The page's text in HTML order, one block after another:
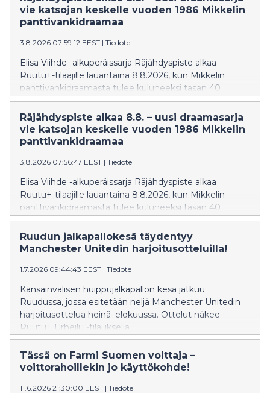
vie katsojan keskelle vuoden 1986 Mikkelin
panttivankidraamaa
3.8.2026 07:59:12 EEST | Tiedote
Elisa Viihde -alkuperäissarja Räjähdyspiste alkaa
Ruutu+-tilaajille lauantaina 8.8.2026, kun Mikkelin
panttivankidraamasta tulee kuluneeksi tasan 40
vuotta. Kuusiosainen sarja tarkastelee tapahtumia
kaappaajan, panttivankien ja poliisin näkökulmista.
Räjähdyspiste alkaa 8.8. – uusi draamasarja
vie katsojan keskelle vuoden 1986 Mikkelin
panttivankidraamaa
3.8.2026 07:56:47 EEST | Tiedote
Elisa Viihde -alkuperäissarja Räjähdyspiste alkaa
Ruutu+-tilaajille lauantaina 8.8.2026, kun Mikkelin
panttivankidraamasta tulee kuluneeksi tasan 40
vuotta. Kuusiosainen sarja tarkastelee tapahtumia
kaappaajan, panttivankien ja poliisin näkökulmista.
Ruudun jalkapallokesä täydentyy
Manchester Unitedin harjoitusotteluilla!
1.7.2026 09:44:43 EEST | Tiedote
Kansainvälisen huippujalkapallon kesä jatkuu
Ruudussa, jossa esitetään neljä Manchester Unitedin
harjoitusottelua heinä–elokuussa. Ottelut näkee
Ruutu+ Urheilu -tilauksella.
Tässä on Farmi Suomen voittaja –
voittorahoillekin jo käyttökohde!
11.6.2026 21:30:00 EEST | Tiedote